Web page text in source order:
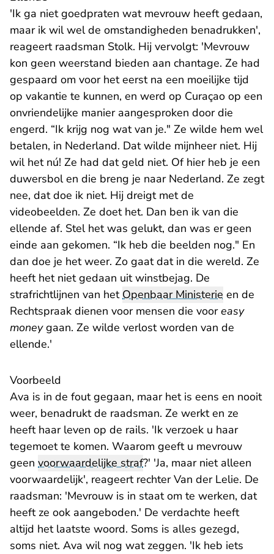
'Ik ga niet goedpraten wat mevrouw heeft gedaan,
maar ik wil wel de omstandigheden benadrukken',
reageert raadsman Stolk. Hij vervolgt: 'Mevrouw
kon geen weerstand bieden aan chantage. Ze had
gespaard om voor het eerst na een moeilijke tijd
op vakantie te kunnen, en werd op Curaçao op een
onvriendelijke manier aangesproken door die
engerd. “Ik krijg nog wat van je." Ze wilde hem wel
betalen, in Nederland. Dat wilde mijnheer niet. Hij
wil het nú! Ze had dat geld niet. Of hier heb je een
duwersbol en die breng je naar Nederland. Ze zegt
nee, dat doe ik niet. Hij dreigt met de
videobeelden. Ze doet het. Dan ben ik van die
ellende af. Stel het was gelukt, dan was er geen
einde aan gekomen. “Ik heb die beelden nog." En
dan doe je het weer. Zo gaat dat in die wereld. Ze
heeft het niet gedaan uit winstbejag. De
strafrichtlijnen van hetOpenbaar Ministerie en de
Rechtspraak dienen voor mensen die vooreasy
moneygaan. Ze wilde verlost worden van de
ellende.'
Voorbeeld
Ava is in de fout gegaan, maar het is eens en nooit
weer, benadrukt de raadsman. Ze werkt en ze
heeft haar leven op de rails. 'Ik verzoek u haar
tegemoet te komen. Waarom geeft u mevrouw
geen voorwaardelijke straf?' 'Ja, maar niet alleen
voorwaardelijk', reageert rechter Van der Lelie. De
raadsman: 'Mevrouw is in staat om te werken, dat
heeft ze ook aangeboden.' De verdachte heeft
altijd het laatste woord. Soms is alles gezegd,
soms niet. Ava wil nog wat zeggen. 'Ik heb iets